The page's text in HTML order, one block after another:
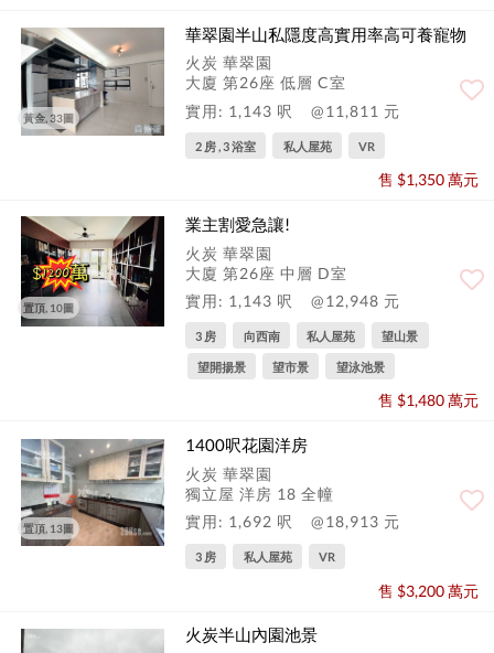
黃金, 33圖
華翠園半山私隱度高實用率高可養寵物
火炭 華翠園
大廈 第26座 低層 C室
實用: 1,143 呎
@11,811 元
2 房 , 3 浴室 私人屋苑 VR
售 $1,350 萬元
置頂, 10圖
業主割愛急讓!
火炭 華翠園
大廈 第26座 中層 D室
實用: 1,143 呎
@12,948 元
3 房 向西南 私人屋苑 望山景
望開揚景 望市景 望泳池景
售 $1,480 萬元
置頂, 13圖
1400呎花園洋房
火炭 華翠園
獨立屋 洋房 18 全幢
實用: 1,692 呎
@18,913 元
3 房 私人屋苑 VR
售 $3,200 萬元
火炭半山內園池景